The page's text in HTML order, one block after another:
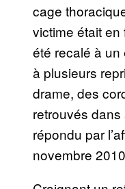
cage
victime était
été recalé à
à plusieurs
drame, des
retrouvés
répondu par
novembre